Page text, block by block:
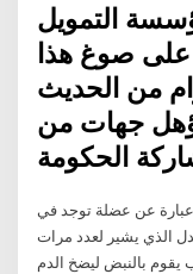
التمويل
على صوغ هذا
من الحديث
جهات من
عبارة عن عضلة توجد في
الذي يشير لعدد مرات
يقوم بالنبض ليضخ الدم